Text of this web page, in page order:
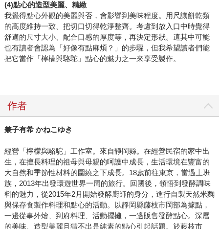
(4)點心的造型美麗、精緻
我覺得點心外觀的美麗與否，會影響到美味程度。用尺讓餅乾類
的高度維持一致、把切口切得乾淨整齊。考慮到放入口中時覺得
舒適的尺寸大小、配合口感的厚度等，再決定形狀。這其中可能
也有讀者會認為「好像有點麻煩？」的步驟，但我希望讀者們能
把它當作「檸檬與駱駝」點心的魅力之一來享受製作。
作者
兼子有希 かねこゆき
經營「檸檬與駱駝」工作室。來自靜岡縣。在經營民宿的家中出
生，在擅長料理的祖母與母親的呵護中成長，生活環境在豐富的
大自然和季節性材料的圍繞之下成長。18歲前往東京，當過上班
族，2013年出發環遊世界一周的旅行。回國後，領悟到發酵調味
料的魅力，從2015年2月開始發酵廚師的身分，進行自製天然米麴
與保存食製作料理和點心的活動。以靜岡縣藤枝市岡部為據點，
一邊從事外燴、到府料理、活動擺攤，一邊販售發酵點心。深層
的美味、造型美麗且猜不出是純素的點心引起話題。於藤枝市